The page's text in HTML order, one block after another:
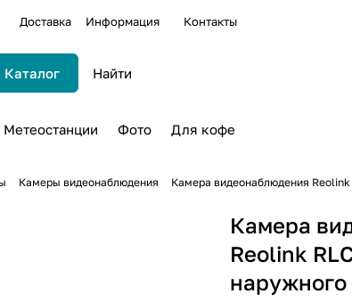
Доставка Информация Контакты
Каталог
Метеостанции Фото Для кофе
Камеры видеонаблюдения Камера видеонаблюдения Reolink
Камера
Reolink
наружного